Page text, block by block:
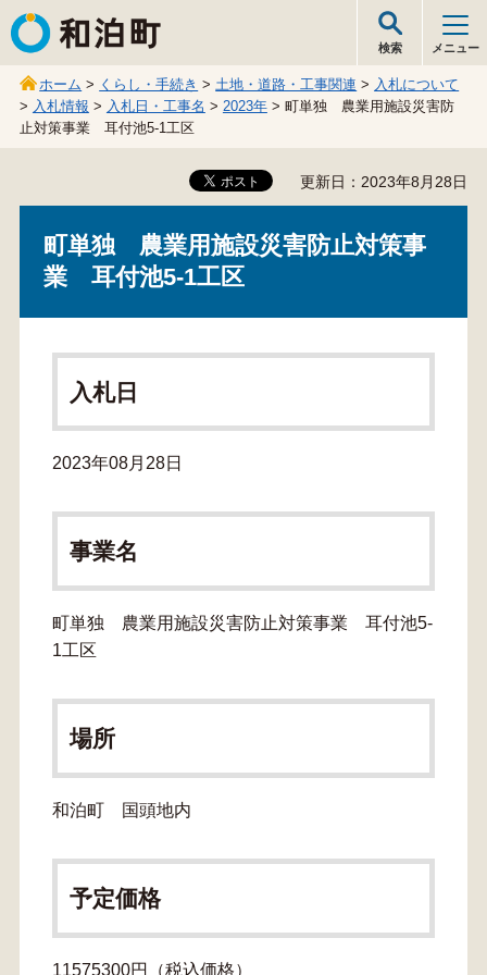
和泊町
検索 メニュー
ホーム > くらし・手続き >土地・道路・工事関連 > 入札について
> 入札情報 > 入札日・工事名 > 2023年> 町単独 農業用施設災害防
止対策事業 耳付池5-1工区
更新日：2023年8月28日
町単独 農業用施設災害防止対策事
業 耳付池5-1工区
入札日
2023年08月28日
事業名
町単独 農業用施設災害防止対策事業 耳付池5-
1工区
場所
和泊町 国頭地内
予定価格
11575300円（税込価格）